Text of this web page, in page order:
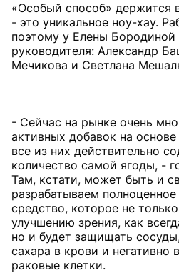
«Особый способ» держится
- это уникальное ноу-хау.
поэтому у Елены Бородиной
руководителя: Александр
Мечикова и Светлана
- Сейчас на рынке очень
активных добавок на
все из них действительно
количество самой ягоды, -
Там, кстати, может быть и
разрабатываем
средство, которое не
улучшению зрения, как
но и будет защищать
сахара в крови и негативно
раковые клетки.